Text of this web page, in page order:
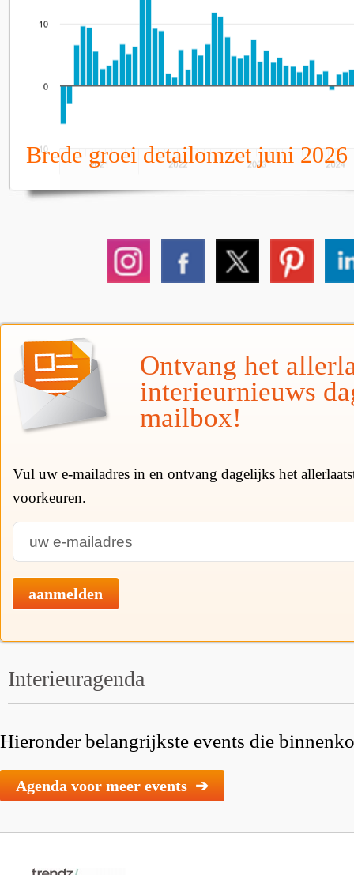
Brede groei detailomzet juni 2026
Ontvang het
interieurnieuws
mailbox!
Vul uw e-mailadres in en ontvang dagelijks het
voorkeuren.
aanmelden
Interieuragenda
Hieronder belangrijkste events die
Agenda voor meer events ➔